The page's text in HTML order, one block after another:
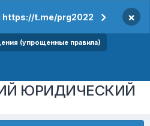
https://t.me/prg2022 ×
(упрощенные правила)
ЮРИДИЧЕСКИЙ